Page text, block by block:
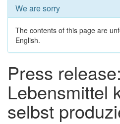
We are sorry
The contents of this page are
English.
Press release:
Lebensmittel
selbst